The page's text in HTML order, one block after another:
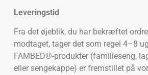
Leveringstid
Fra det øjeblik, du har bekræftet
modtaget, tager det som regel 4–8
FAMBED®-produkter (familieseng,
eller sengekappe) er fremstillet på